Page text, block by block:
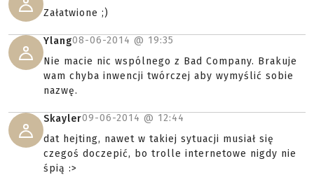
Załatwione ;)
Ylang08-06-2014 @ 19:35
Nie macie nic wspólnego z Bad Company. Brakuje
wam chyba inwencji twórczej aby wymyślić sobie
nazwę.
Skayler09-06-2014 @ 12:44
dat hejting, nawet w takiej sytuacji musiał się
czegoś doczepić, bo trolle internetowe nigdy nie
śpią :>